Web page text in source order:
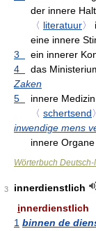
der innere Halt
〈 literatuur〉
eine innere
3
ein innerer
4
das
Zaken
5
innere Medizin
〈 schertsend
inwendige mens
innere Organe
Wörterbuch
3
innerdienstlich
innerdienstlich
1 binnen de